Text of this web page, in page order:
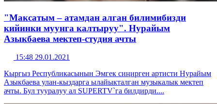
"Максатым – атамдан алган билимибизди
кийинки муунга калтыруу". Нурайым
Азыкбаева мектеп-студия ачты
15:48 29.01.2021
Кыргыз Республикасынын Эмгек сиңирген артисти Нурайым
Азыкбаева улан-кыздарга ылайыкталган музыкалык мектеп
ачты. Бул тууралуу ал SUPERTV`га билдирди....